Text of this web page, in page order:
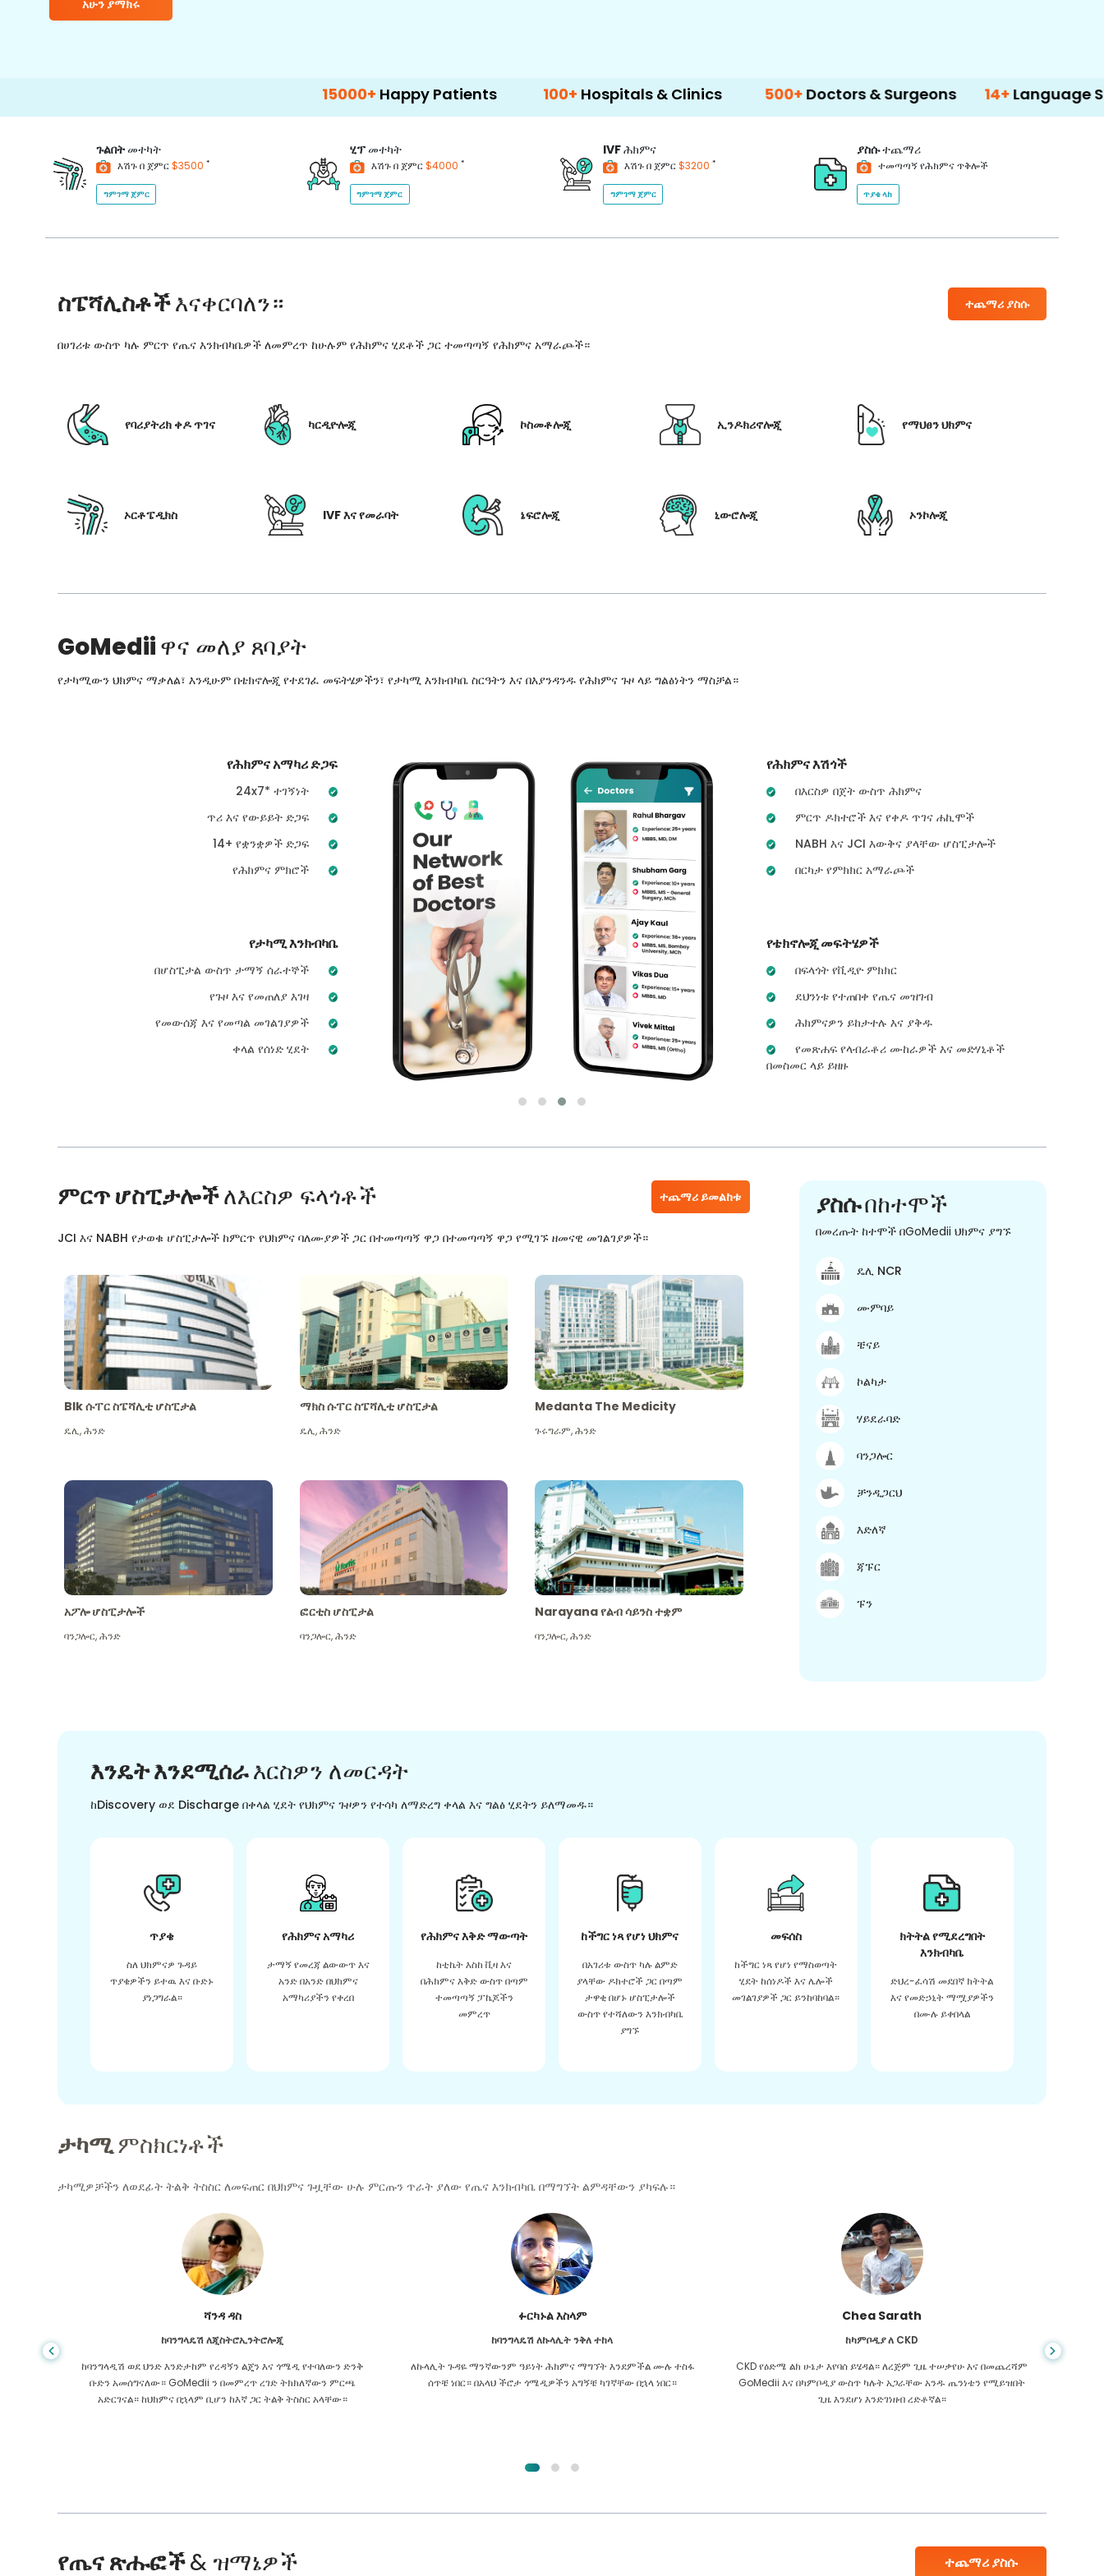
አሁን ያማክሩ
Happy Patients 100+ Hospitals & Clinics 500+ Doctors & Surgeons 14+Language Support
ጉልበትመተካት
እሽጉ በ ጀምር$3500 *
ግምገማ ጀምር
ሂፕመተካት
እሽጉ በ ጀምር$4000 *
ግምገማ ጀምር
IVFሕክምና
እሽጉ በ ጀምር$3200 *
ግምገማ ጀምር
ያስሱተጨማሪ
ተመጣጣኝ የሕክምና ጥቅሎች
ጥያቄ ላክ
ስፔሻሊስቶችእናቀርባለን። ተጨማሪ ያስሱ
በሀገሪቱ ውስጥ ካሉ ምርጥ የጤና እንክብካቤዎች ለመምረጥ ከሁሉም የሕክምና ሂደቶች ጋር ተመጣጣኝ የሕክምና አማራጮች።
የባሪያትሪክ ቀዶ ጥገና ካርዲዮሎጂ ኮስመቶሎጂ ኢንዶክሪኖሎጂ የማህፀን ህክምና
ኦርቶፔዲክስ IVF እና የመራባት ኔፍሮሎጂ ኒውሮሎጂ ኦንኮሎጂ
GoMediiዋና መለያ ጸባያት
የታካሚውን ህክምና ማቃለል፣ እንዲሁም በቴክኖሎጂ የተደገፈ መፍትሄዎችን፣ የታካሚ እንክብካቤ ስርዓትን እና በእያንዳንዱ የሕክምና ጉዞ ላይ ግልፅነትን ማስቻል።
የሕክምና አማካሪ ድጋፍ
24x7* ተገኝነት
ጥሪ እና የውይይት ድጋፍ
14+ የቋንቋዎች ድጋፍ
የሕክምና ምክሮች
የታካሚ እንክብካቤ
በሆስፒታል ውስጥ ታማኝ ሰራተኞች
የጉዞ እና የመጠለያ እገዛ
የመውሰጃ እና የመጣል መገልገያዎች
ቀላል የሰነድ ሂደት
የሕክምና እሽጎች
በእርስዎ በጀት ውስጥ ሕክምና
ምርጥ ዶክተሮች እና የቀዶ ጥገና ሐኪሞች
NABH እና JCI እውቅና ያላቸው ሆስፒታሎች
በርካታ የምክክር አማራጮች
የቴክኖሎጂ መፍትሄዎች
በፍላጎት የቪዲዮ ምክክር
ደህንነቱ የተጠበቀ የጤና መዝገብ
ሕክምናዎን ይከታተሉ እና ያቅዱ
የመጽሐፍ የላብራቶሪ ሙከራዎች እና መድሃኒቶች
በመስመር ላይ ይዘዙ
ምርጥ ሆስፒታሎችለእርስዎ ፍላጎቶች ተጨማሪ ይመልከቱ
JCI እና NABH የታወቁ ሆስፒታሎች ከምርጥ የህክምና ባለሙያዎች ጋር በተመጣጣኝ ዋጋ በተመጣጣኝ ዋጋ የሚገኙ ዘመናዊ መገልገያዎች።
Blk ሱፐር ስፔሻሊቲ ሆስፒታል
ዴሊ,ሕንድ
ማክስ ሱፐር ስፔሻሊቲ ሆስፒታል
ዴሊ,ሕንድ
Medanta The Medicity
ጉሩግራም,ሕንድ
አፖሎ ሆስፒታሎች
ባንጋሎር,ሕንድ
ፎርቲስ ሆስፒታል
ባንጋሎር,ሕንድ
Narayana የልብ ሳይንስ ተቋም
ባንጋሎር,ሕንድ
ያስሱበከተሞች
በመረጡት ከተሞች በGoMedii ህክምና ያግኙ
ዴሊ NCR
ሙምባይ
ቼናይ
ኮልካታ
ሃይደራባድ
ባንጋሎር
ቻንዲጋርህ
እድለኛ
ጃፑር
ፑን
እንዴት እንደሚሰራእርስዎን ለመርዳት
ከDiscovery ወደ Discharge በቀላል ሂደት የህክምና ጉዞዎን የተሳካ ለማድረግ ቀላል እና ግልፅ ሂደትን ይለማመዱ።
ጥያቄ
ስለ ህክምናዎ ጉዳይ
ጥያቄዎችን ይተዉ እና ቡድኑ
ያነጋግራል።
የሕክምና አማካሪ
ታማኝ የመረጃ ልውውጥ እና
አንድ በአንድ በህክምና
አማካሪያችን የቀረበ
የሕክምና እቅድ ማውጣት
ከቲኬት እስከ ቪዛ እና
በሕክምና እቅድ ውስጥ በጣም
ተመጣጣኝ ፓኬጆችን
መምረጥ
ከችግር ነጻ የሆነ ህክምና
በአገሪቱ ውስጥ ካሉ ልምድ
ያላቸው ዶክተሮች ጋር በጣም
ታዋቂ በሆኑ ሆስፒታሎች
ውስጥ የተሻለውን እንክብካቤ
ያግኙ
መፍሰስ
ከችግር ነጻ የሆነ የማስወጣት
ሂደት ከሰነዶች እና ሌሎች
መገልገያዎች ጋር ይንከባከባል።
ክትትል የሚደረግበት
እንክብካቤ
ድህረ-ፈሳሽ መደበኛ ክትትል
እና የመድኃኒት ማሟያዎችን
በሙሉ ይቀበላል
ታካሚምስክርነቶች
ታካሚዎቻችን ለወደፊት ትልቅ ትስስር ለመፍጠር በህክምና ጉዟቸው ሁሉ ምርጡን ጥራት ያለው የጤና እንክብካቤ በማግኘት ልምዳቸውን ያካፍሉ።
ሻንዳ ዳስ
ከባንግላዴሽ ለጂስትሮኢንትሮሎጂ
ከባንግላዲሽ ወደ ህንድ እንድታከም የረዳኝን ልጄን እና ጎሜዲ የተባለውን ድንቅ
ቡድን አመሰግናለው። GoMedii ን በመምረጥ ረገድ ትክክለኛውን ምርጫ
አድርገናል። ከህክምና በኋላም ቢሆን ከእኛ ጋር ትልቅ ትስስር አላቸው።
ፉርካኑል እስላም
ከባንግላዴሽ ለኩላሊት ንቅለ ተከላ
ለኩላሊት ጉዳዬ ማንኛውንም ዓይነት ሕክምና ማግኘት እንደምችል ሙሉ ተስፋ
ሰጥቼ ነበር። በአላህ ችሮታ ጎሜዲዎችን አግኝቼ ካገኛቸው በኋላ ነበር።
Chea Sarath
ከካምቦዲያ ለ CKD
CKD የዕድሜ ልክ ሁኔታ እየባሰ ይሄዳል። ለረጅም ጊዜ ተሠቃየሁ እና በመጨረሻም
GoMedii እና በካምቦዲያ ውስጥ ካሉት አጋራቸው አንዱ ጤንነቴን የሚይዝበት
ጊዜ እንደሆነ እንድገነዘብ ረድቶኛል።
የጤና ጽሑፎች& ዝማኔዎች ተጨማሪ ያስሱ